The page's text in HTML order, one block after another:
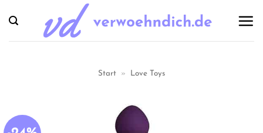
Inhalt
springen
Start » Love Toys